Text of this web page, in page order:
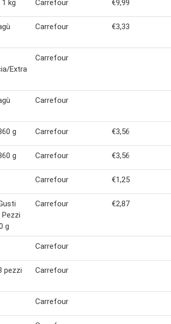
kg Carrefour €9,99
Carrefour €3,33
Extra
Carrefour
Carrefour
g Carrefour €3,56
g Carrefour €3,56
Carrefour €1,25
g
Carrefour €2,87
Carrefour
pezzi
Carrefour
Carrefour